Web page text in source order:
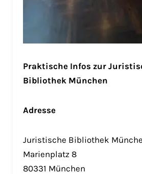
Praktische Infos zur
Bibliothek München
Adresse
Juristische Bibliothek
Marienplatz 8
80331 München